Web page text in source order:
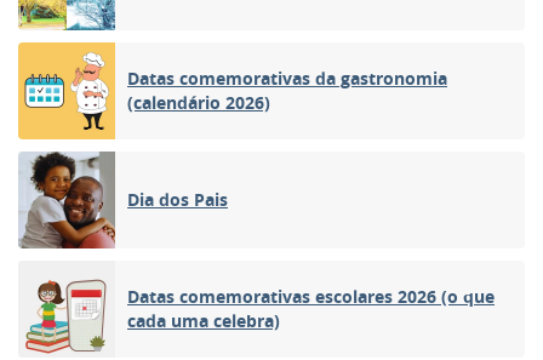
Datas comemorativas da gastronomia
(calendário 2026)
Dia dos Pais
Datas comemorativas escolares 2026 (o que
cada uma celebra)